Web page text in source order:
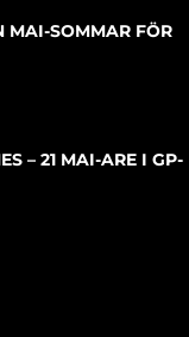
MAI-SOMMAR FÖR
– 21 MAI-ARE I GP-